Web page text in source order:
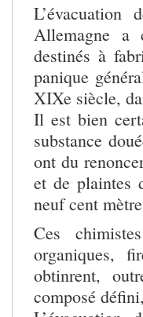
Allemagne a
destinés à
panique
XIXe siècle,
Il est bien
substance
ont du
et de plaintes
neuf cent
Ces
organiques,
obtinrent,
composé